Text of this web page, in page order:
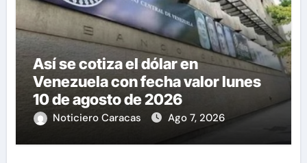
Así se cotiza el dólar en
Venezuela con fecha valor lunes
10 de agosto de 2026
Noticiero Caracas Ago 7, 2026